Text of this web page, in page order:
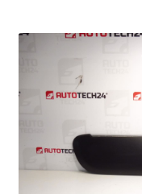
Moje konto
Płatności